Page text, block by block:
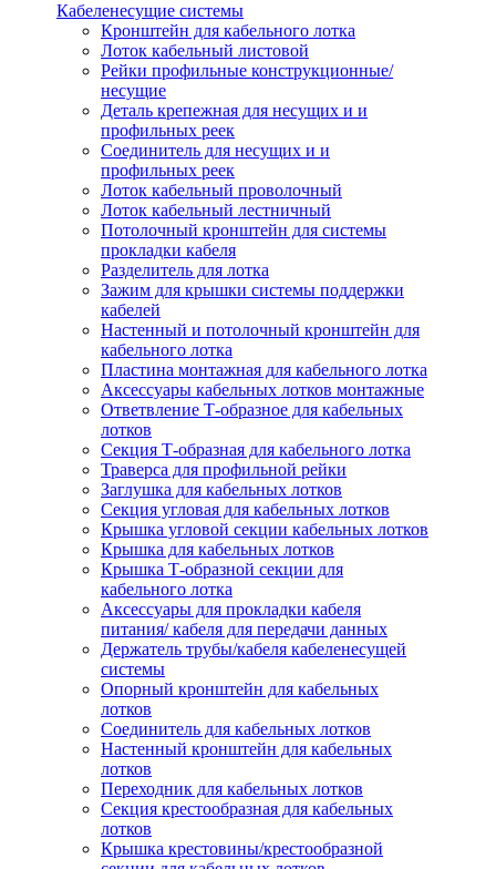
Кабеленесущие системы
Кронштейн для кабельного лотка
Лоток кабельный листовой
Рейки профильные конструкционные/
несущие
Деталь крепежная для несущих и и
профильных реек
Соединитель для несущих и и
профильных реек
Лоток кабельный проволочный
Лоток кабельный лестничный
Потолочный кронштейн для системы
прокладки кабеля
Разделитель для лотка
Зажим для крышки системы поддержки
кабелей
Настенный и потолочный кронштейн для
кабельного лотка
Пластина монтажная для кабельного лотка
Аксессуары кабельных лотков монтажные
Ответвление Т-образное для кабельных
лотков
Секция Т-образная для кабельного лотка
Траверса для профильной рейки
Заглушка для кабельных лотков
Секция угловая для кабельных лотков
Крышка угловой секции кабельных лотков
Крышка для кабельных лотков
Крышка Т-образной секции для
кабельного лотка
Аксессуары для прокладки кабеля
питания/ кабеля для передачи данных
Держатель трубы/кабеля кабеленесущей
системы
Опорный кронштейн для кабельных
лотков
Соединитель для кабельных лотков
Настенный кронштейн для кабельных
лотков
Переходник для кабельных лотков
Секция крестообразная для кабельных
лотков
Крышка крестовины/крестообразной